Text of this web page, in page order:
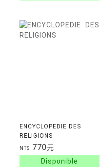
ENCYCLOPEDIE DES
RELIGIONS
NT$ 770元